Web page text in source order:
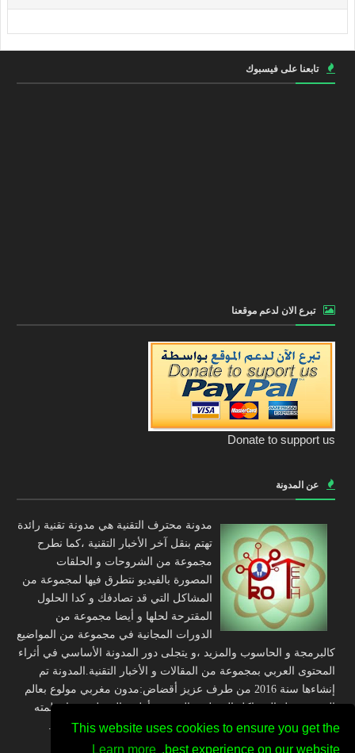
This website uses cookies to ensure you get the
best experience on our website.
Learn more
تابعنا على فيسبوك
تبرع الان لدعم موقعنا
Donate to support us
عن المدونة
مدونة محترف التقنية هي مدونة تقنية رائدة
تهتم بنقل آخر الأخبار التقنية ،كما نطرح
مجموعة من الشروحات و الحلقات
المصورة بالفيديو نتطرق فيها لمجموعة من
المشاكل التي قد تصادفك و كدا الحلول
المقترحة لحلها و أيضا مجموعة من
الدورات المجانية في مجموعة من المواضيع
كالبرمجة و الحاسوب والمزيد ،و يتجلى دور المدونة الأساسي في أثراء
المحتوى العربي بمجموعة من المقالات و الأخبار التقنية.المدونة تم
إنشاءها سنة 2016 من طرف عزيز أقضاض:مدون مغربي مولوع بعالم
التقنية و حل المشاكل المتعلقة بالتقنية و أطمح إلى تلقين ما تعلمته
إلى الشاب العربي عبر مجموعة من التدوينات و الحلقات التقنية.